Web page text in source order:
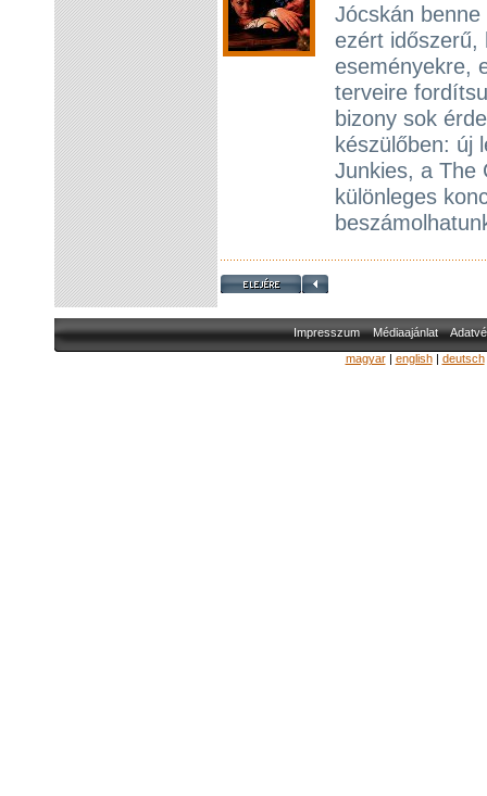
Jócskán
ezért időszerű,
eseményekre,
terveire
bizony sok
készülőben: új
Junkies, a The
különleges
Impresszum Médiaajánlat
magyar| english| deutsch